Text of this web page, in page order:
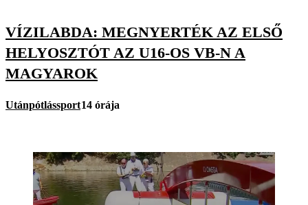
VÍZILABDA: MEGNYERTÉK AZ ELSŐ
HELYOSZTÓT AZ U16-OS VB-N A
MAGYAROK
Utánpótlássport14 órája